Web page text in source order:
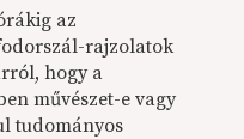
az
rajzolatok
hogy a
művészet-e vagy
tudományos